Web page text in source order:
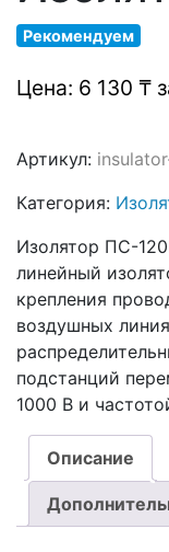
Рекомендуем
Цена: 6 130 ₸
Артикул:
Категория:
Изолятор ПС-
линейный
крепления
воздушных
подстанций
1000 В и
Описание